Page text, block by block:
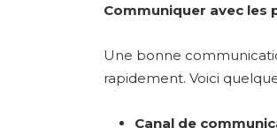
Communiquer avec les
Une bonne
rapidement. Voici
Canal de